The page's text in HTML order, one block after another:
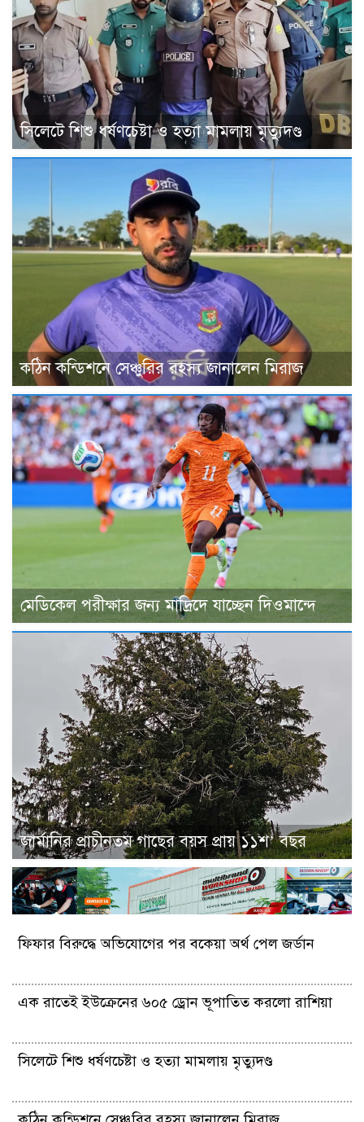
সিলেটে শিশু ধর্ষণচেষ্টা ও হত্যা মামলায় মৃত্যুদণ্ড
কঠিন কন্ডিশনে সেঞ্চুরির রহস্য জানালেন মিরাজ
মেডিকেল পরীক্ষার জন্য মাদ্রিদে যাচ্ছেন দিওমান্দে
জার্মানির প্রাচীনতম গাছের বয়স প্রায় ১১শ’ বছর
ফিফার বিরুদ্ধে অভিযোগের পর বকেয়া অর্থ পেল জর্ডান
এক রাতেই ইউক্রেনের ৬০৫ ড্রোন ভূপাতিত করলো রাশিয়া
সিলেটে শিশু ধর্ষণচেষ্টা ও হত্যা মামলায় মৃত্যুদণ্ড